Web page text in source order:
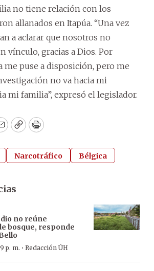
no tiene relación con los
allanados en Itapúa. “Una vez
a aclarar que nosotros no
vínculo, gracias a Dios. Por
me puse a disposición, pero me
no va hacia mi
mi familia”, expresó el legislador.
EmailCopyPrint
Narcotráfico Bélgica
no reúne
bosque, responde
p. m. · Redacción ÚH